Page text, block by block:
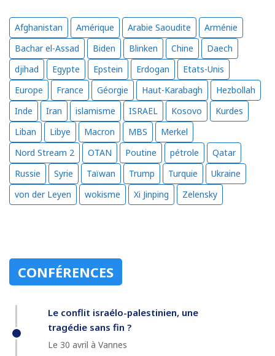
Afghanistan Amérique Arabie Saoudite
Arménie
Bachar el-Assad
Biden Blinken Chine
Daech
djihad
Egypte Epstein Erdogan
Etats-Unis
Europe
France Géorgie Haut-Karabagh
Hezbollah
Inde
Iran islamisme ISRAEL Kosovo
Kurdes
Liban
Libye Macron MBS
Merkel
Nord Stream 2
OTAN Poutine pétrole
Qatar
Russie
Syrie Taïwan Trump Turquie
Ukraine
von der Leyen
wokisme Xi Jinping Zelensky
CONFÉRENCES
Le conflit israélo-palestinien, une
tragédie sans fin ?
Le 30 avril à Vannes